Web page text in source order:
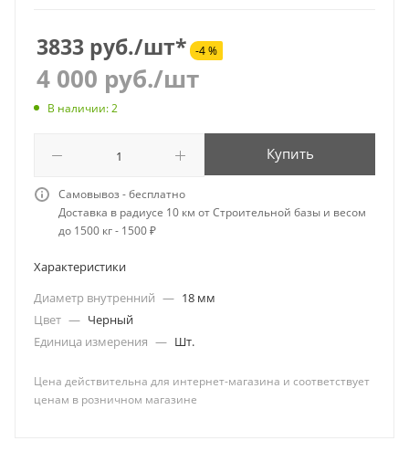
3833 руб./шт* -4 %
4 000 руб./шт
В наличии: 2
Купить
Самовывоз - бесплатно
Доставка в радиусе 10 км от Строительной базы и весом
до 1500 кг - 1500 ₽
Характеристики
Диаметр внутренний — 18 мм
Цвет — Черный
Единица измерения — Шт.
Цена действительна для интернет-магазина и соответствует
ценам в розничном магазине